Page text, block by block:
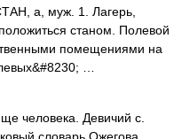
а, муж. 1. Лагерь,
станом. Полевой
помещениями на
…
человека. Девичий с.